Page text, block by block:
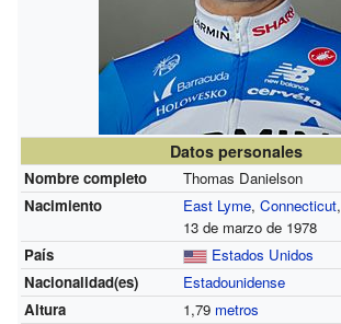
Datos personales
Nombre completo
Thomas Danielson
Nacimiento
East Lyme, Connecticut,
13 de marzo de 1978
País
Estados Unidos
Nacionalidad(es)
Estadounidense
Altura
1,79 metros